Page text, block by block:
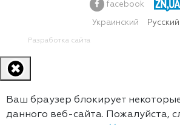
facebook
Украинский Русский
Разработка сайта
Ваш браузер блокирует
данного веб-сайта. Пожалуйста,